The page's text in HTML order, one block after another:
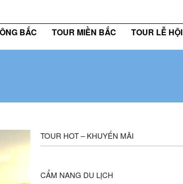
BẮC TOUR MIỀN BẮC TOUR LỄ HỘI
TOUR HOT – KHUYẾN MÃI
CẨM NANG DU LỊCH